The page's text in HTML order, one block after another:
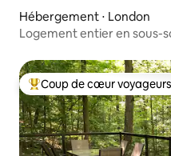
Hébergement ⋅ London
Logement entier en sous-
Coups de cœur voyageurs
Coup de cœur voyageurs